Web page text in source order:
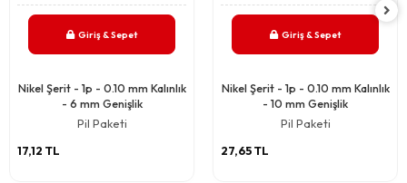
Giriş & Sepet
Nikel Şerit - 1p - 0.10 mm Kalınlık
- 6 mm Genişlik
Pil Paketi
17,12 TL
Giriş & Sepet
Nikel Şerit - 1p - 0.10 mm Kalınlık
- 10 mm Genişlik
Pil Paketi
27,65 TL